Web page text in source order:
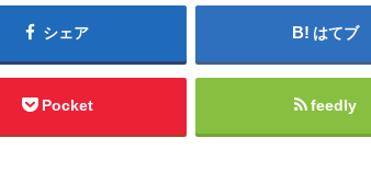
シェア はてブ
Pocket feedly